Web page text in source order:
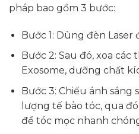
pháp bao gồm 3 bước:
Bước 1: Dùng đèn Laser
Bước 2: Sau đó, xoa
Exosome, dưỡng chất
Bước 3: Chiếu ánh sáng
lượng tế bào tóc, qua
để tóc mọc nhanh